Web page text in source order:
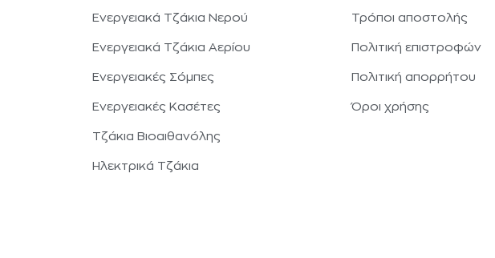
Ενεργειακά Τζάκια Νερού
Ενεργειακά Τζάκια Αερίου
Ενεργειακές Σόμπες
Ενεργειακές Κασέτες
Τζάκια Βιοαιθανόλης
Ηλεκτρικά Τζάκια
Τρόποι αποστολής
Πολιτική επιστροφών
Πολιτική απορρήτου
Όροι χρήσης